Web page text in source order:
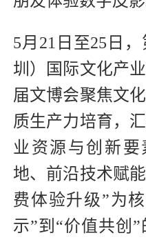
5月21日至25日
圳）国际文化产
届文博会聚焦文
质生产力培育，
业资源与创新
地、前沿技术赋
费体验升级”为
示”到“价值共创